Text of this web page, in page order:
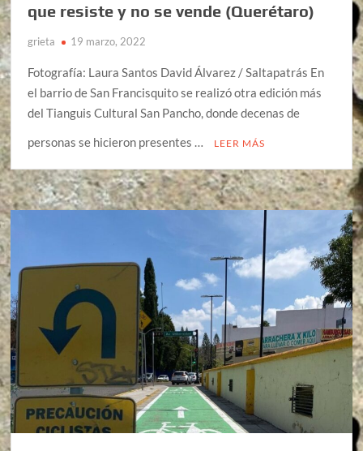
que resiste y no se vende (Querétaro)
grieta 19 marzo, 2022
Fotografía: Laura Santos David Álvarez / Saltapatrás En
el barrio de San Francisquito se realizó otra edición más
del Tianguis Cultural San Pancho, donde decenas de
personas se hicieron presentes …
LEER MÁS